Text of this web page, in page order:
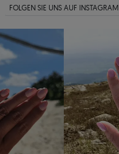
FOLGEN SIE UNS AUF INSTAGRAM